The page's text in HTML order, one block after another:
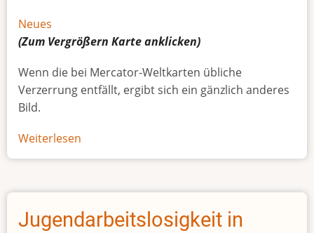
Neues
(Zum Vergrößern Karteanklicken)
Wenn die bei Mercator-Weltkarten übliche
Verzerrung entfällt, ergibt sich ein gänzlich anderes
Bild.
Weiterlesen
Afrikas
Größe
Jugendarbeitslosigkeit in